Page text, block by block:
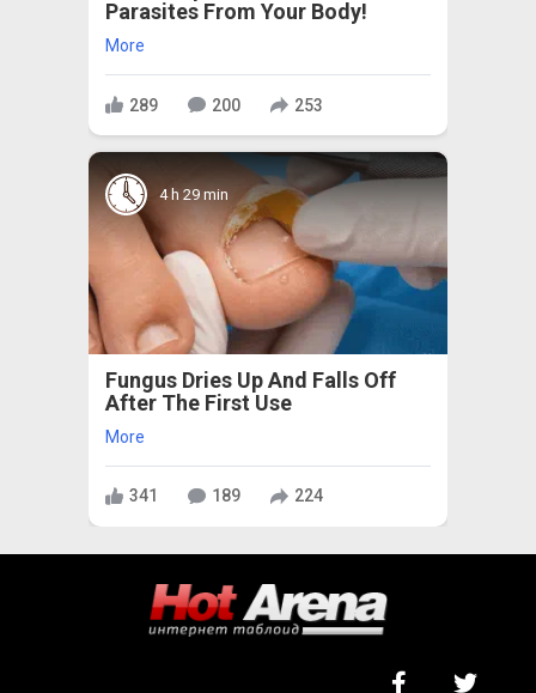
Parasites From Your Body!
More
289 200 253
4 h 29 min
Fungus Dries Up And Falls Off
After The First Use
More
341 189 224